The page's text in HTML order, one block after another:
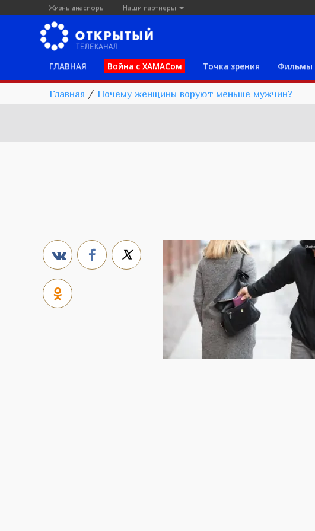
Жизнь диаспоры Наши партнеры
ГЛАВНАЯ Война с ХАМАСом Точка зрения Фильмы
Главная / Почему женщины воруют меньше мужчин?